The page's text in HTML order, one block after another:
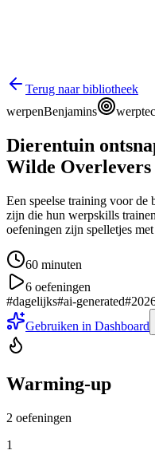
Terug naar bibliotheek
werpenBenjamins
Dierentuin
Wilde Overlevers
Een speelse training voor de
zijn die hun werpskills
oefeningen zijn spelletjes
60 minuten
6 oefeningen
#dagelijks#ai-generated#
Gebruiken in Dashboard
Warming-up
2 oefeningen
1